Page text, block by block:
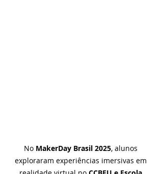
No MakerDay Brasil 2025, alunos
exploraram experiências imersivas em